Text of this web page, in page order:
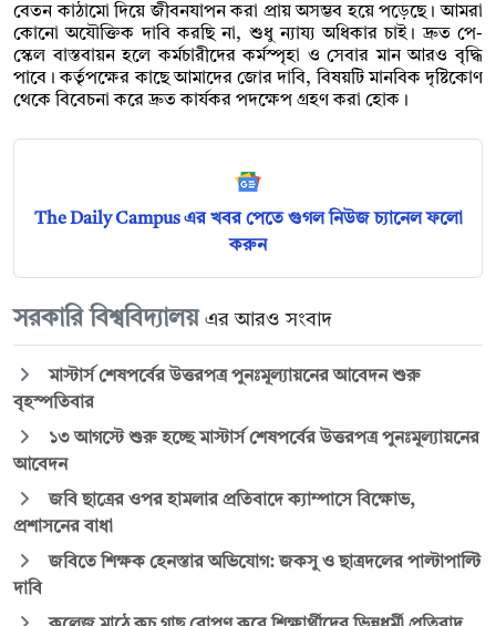
বেতন কাঠামো দিয়ে জীবনযাপন করা প্রায় অসম্ভব হয়ে পড়েছে। আমরা
কোনো অযৌক্তিক দাবি করছি না, শুধু ন্যায্য অধিকার চাই। দ্রুত পে-
স্কেল বাস্তবায়ন হলে কর্মচারীদের কর্মস্পৃহা ও সেবার মান আরও বৃদ্ধি
পাবে। কর্তৃপক্ষের কাছে আমাদের জোর দাবি, বিষয়টি মানবিক দৃষ্টিকোণ
থেকে বিবেচনা করে দ্রুত কার্যকর পদক্ষেপ গ্রহণ করা হোক।
The Daily Campus এর খবর পেতে গুগল নিউজ চ্যানেল ফলো
করুন
সরকারি বিশ্ববিদ্যালয় এর আরও সংবাদ
মাস্টার্স শেষপর্বের উত্তরপত্র পুনঃমূল্যায়নের আবেদন শুরু
বৃহস্পতিবার
১৩ আগস্টে শুরু হচ্ছে মাস্টার্স শেষপর্বের উত্তরপত্র পুনঃমূল্যায়নের
আবেদন
জবি ছাত্রের ওপর হামলার প্রতিবাদে ক্যাম্পাসে বিক্ষোভ,
প্রশাসনের বাধা
জবিতে শিক্ষক হেনস্তার অভিযোগ: জকসু ও ছাত্রদলের পাল্টাপাল্টি
দাবি